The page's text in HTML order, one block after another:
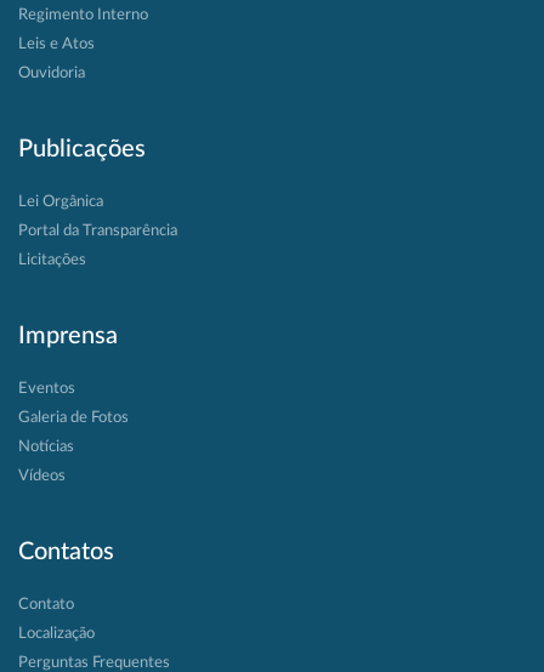
Regimento Interno
Leis e Atos
Ouvidoria
Publicações
Lei Orgânica
Portal da Transparência
Licitações
Imprensa
Eventos
Galeria de Fotos
Notícias
Vídeos
Contatos
Contato
Localização
Perguntas Frequentes